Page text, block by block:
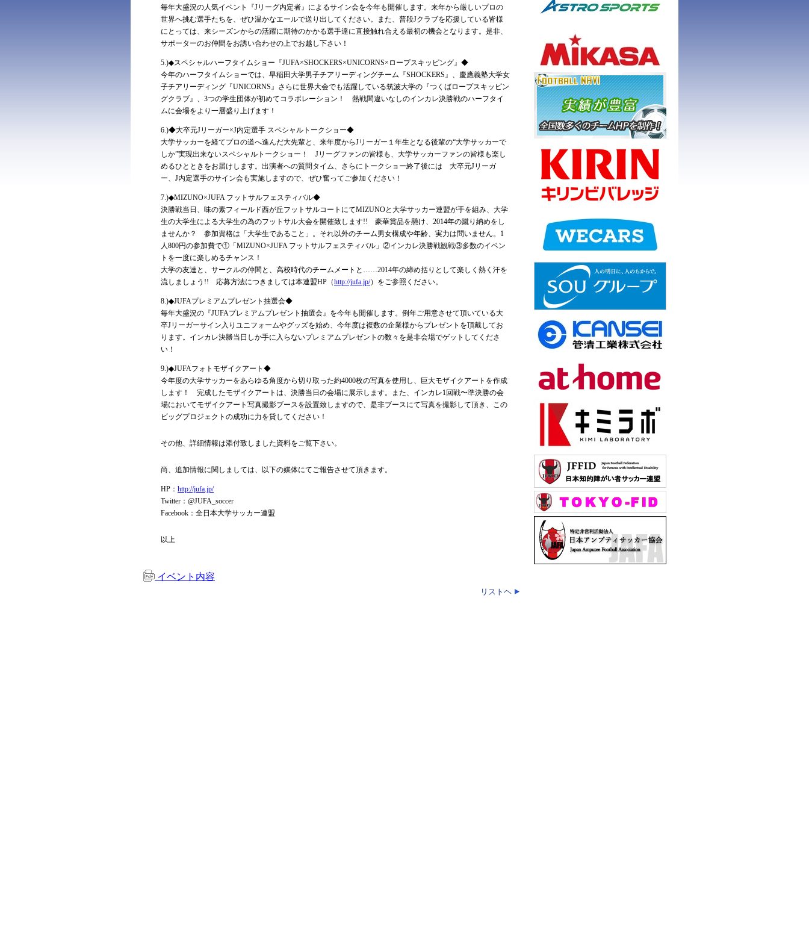
毎年大盛況の人気イベント『Jリーグ内定者』によるサイン会を今年も開催します。来年から厳しいプロの
世界へ挑む選手たちを、ぜひ温かなエールで送り出してください。また、普段Jクラブを応援している皆様
にとっては、来シーズンからの活躍に期待のかかる選手達に直接触れ合える最初の機会となります。是非、
サポーターのお仲間をお誘い合わせの上でお越し下さい！
5.)◆スペシャルハーフタイムショー『JUFA×SHOCKERS×UNICORNS×ロープスキッピング』◆
今年のハーフタイムショーでは、早稲田大学男子チアリーディングチーム『SHOCKERS』、慶應義塾大学女
子チアリーディング『UNICORNS』さらに世界大会でも活躍している筑波大学の『つくばロープスキッピン
グクラブ』、3つの学生団体が初めてコラボレーション！ 熱戦間違いなしのインカレ決勝戦のハーフタイ
ムに会場をより一層盛り上げます！
6.)◆大卒元Jリーガー×J内定選手 スペシャルトークショー◆
大学サッカーを経てプロの道へ進んだ大先輩と、来年度からJリーガー１年生となる後輩の“大学サッカーで
しか”実現出来ないスペシャルトークショー！ Jリーグファンの皆様も、大学サッカーファンの皆様も楽し
めるひとときをお届けします。出演者への質問タイム、さらにトークショー終了後には 大卒元Jリーガ
ー、J内定選手のサイン会も実施しますので、ぜひ奮ってご参加ください！
7.)◆MIZUNO×JUFA フットサルフェスティバル◆
決勝戦当日、味の素フィールド西が丘フットサルコートにてMIZUNOと大学サッカー連盟が手を組み、大学
生の大学生による大学生の為のフットサル大会を開催致します!! 豪華賞品を懸け、2014年の蹴り納めをし
ませんか？ 参加資格は「大学生であること」。それ以外のチーム男女構成や年齢、実力は問いません。1
人800円の参加費で①「MIZUNO×JUFA フットサルフェスティバル」②インカレ決勝戦観戦③多数のイベン
トを一度に楽しめるチャンス！
大学の友達と、サークルの仲間と、高校時代のチームメートと……2014年の締め括りとして楽しく熱く汗を
流しましょう!! 応募方法につきましては本連盟HP（http://jufa.jp/）をご参照ください。
8.)◆JUFAプレミアムプレゼント抽選会◆
毎年大盛況の『JUFAプレミアムプレゼント抽選会』を今年も開催します。例年ご用意させて頂いている大
卒Jリーガーサイン入りユニフォームやグッズを始め、今年度は複数の企業様からプレゼントを頂戴してお
ります。インカレ決勝当日しか手に入らないプレミアムプレゼントの数々を是非会場でゲットしてくださ
い！
9.)◆JUFAフォトモザイクアート◆
今年度の大学サッカーをあらゆる角度から切り取った約4000枚の写真を使用し、巨大モザイクアートを作成
します！ 完成したモザイクアートは、決勝当日の会場に展示します。また、インカレ1回戦〜準決勝の会
場においてモザイクアート写真撮影ブースを設置致しますので、是非ブースにて写真を撮影して頂き、この
ビッグプロジェクトの成功に力を貸してください！
その他、詳細情報は添付致しました資料をご覧下さい。
尚、追加情報に関しましては、以下の媒体にてご報告させて頂きます。
HP： http://jufa.jp/
Twitter：@JUFA_soccer
Facebook：全日本大学サッカー連盟
以上
イベント内容
リストヘ